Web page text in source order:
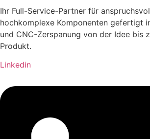
Ihr Full-Service-Partner für
hochkomplexe Komponenten gefertigt
und CNC-Zerspanung von der Idee bis
Produkt.
Linkedin